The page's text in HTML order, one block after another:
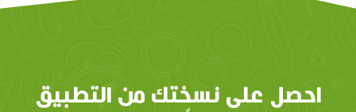
احصل على نسختك من التطبيق